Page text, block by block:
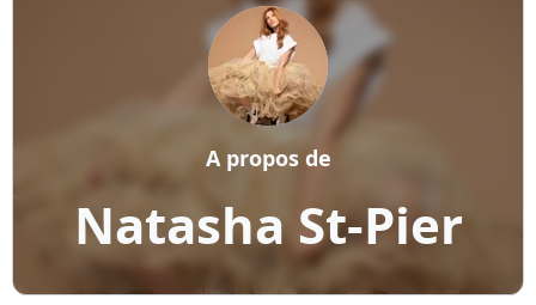
Natasha St-Pier
A propos de